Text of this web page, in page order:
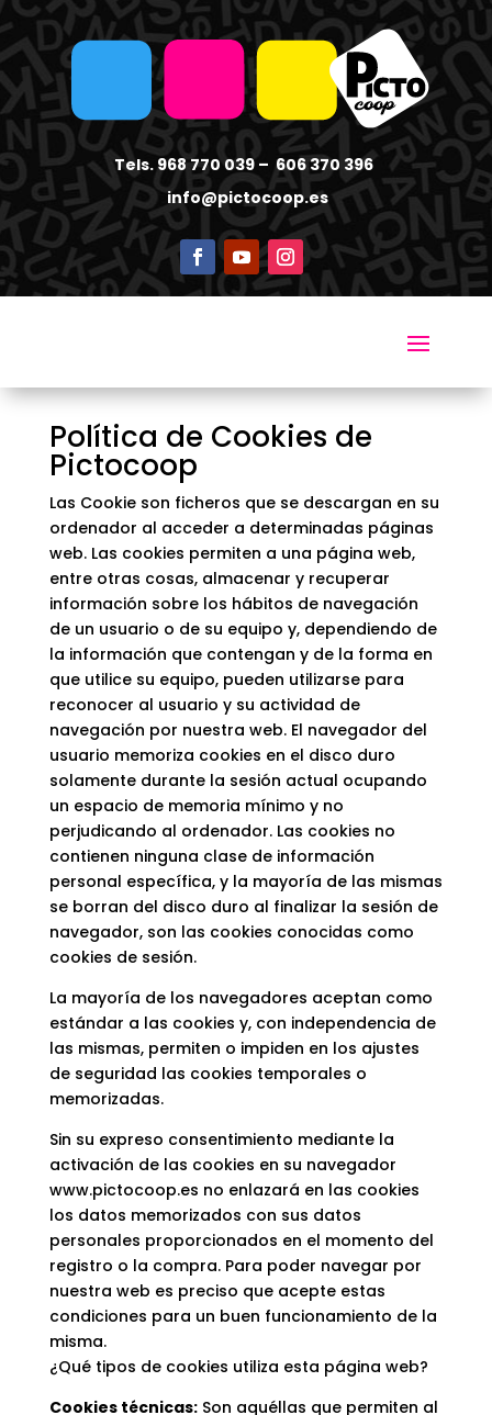
Tels. 968 770 039 – 606 370 396
info@pictocoop.es
Política de Cookies de
Pictocoop
Las Cookie son ficheros que se descargan en su
ordenador al acceder a determinadas páginas
web. Las cookies permiten a una página web,
entre otras cosas, almacenar y recuperar
información sobre los hábitos de navegación
de un usuario o de su equipo y, dependiendo de
la información que contengan y de la forma en
que utilice su equipo, pueden utilizarse para
reconocer al usuario y su actividad de
navegación por nuestra web. El navegador del
usuario memoriza cookies en el disco duro
solamente durante la sesión actual ocupando
un espacio de memoria mínimo y no
perjudicando al ordenador. Las cookies no
contienen ninguna clase de información
personal específica, y la mayoría de las mismas
se borran del disco duro al finalizar la sesión de
navegador, son las cookies conocidas como
cookies de sesión.
La mayoría de los navegadores aceptan como
estándar a las cookies y, con independencia de
las mismas, permiten o impiden en los ajustes
de seguridad las cookies temporales o
memorizadas.
Sin su expreso consentimiento mediante la
activación de las cookies en su navegador
www.pictocoop.es no enlazará en las cookies
los datos memorizados con sus datos
personales proporcionados en el momento del
registro o la compra. Para poder navegar por
nuestra web es preciso que acepte estas
condiciones para un buen funcionamiento de la
misma.
¿Qué tipos de cookies utiliza esta página web?
Cookies técnicas:Son aquéllas que permiten al